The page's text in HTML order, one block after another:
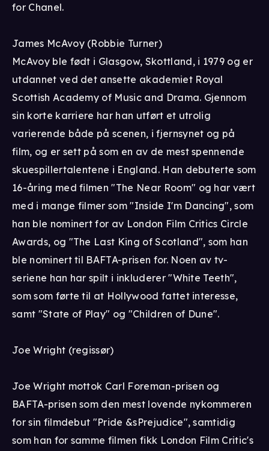
for Chanel.
James McAvoy (Robbie Turner)
McAvoy ble født i Glasgow, Skottland, i 1979 og er
utdannet ved det ansette akademiet Royal
Scottish Academy of Music and Drama. Gjennom
sin korte karriere har han utført et utrolig
varierende både på scenen, i fjernsynet og på
film, og er sett på som en av de mest spennende
skuespillertalentene i England. Han debuterte som
16-åring med filmen "The Near Room" og har vært
med i mange filmer som "Inside I'm Dancing", som
han ble nominert for av London Film Critics Circle
Awards, og "The Last King of Scotland", som han
ble nominert til BAFTA-prisen for. Noen av tv-
seriene han har spilt i inkluderer "White Teeth",
som som førte til at Hollywood fattet interesse,
samt "State of Play" og "Children of Dune".
Joe Wright (regissør)
Joe Wright mottok Carl Foreman-prisen og
BAFTA-prisen som den mest lovende nykommeren
for sin filmdebut "Pride &sPrejudice", samtidig
som han for samme filmen fikk London Film Critic's